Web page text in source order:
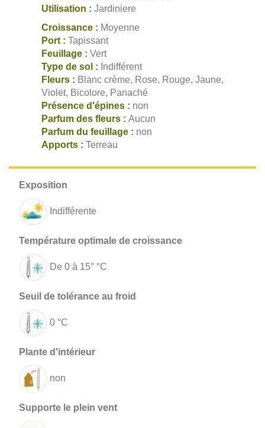
Utilisation : Jardiniere
Croissance : Moyenne
Port : Tapissant
Feuillage : Vert
Type de sol : Indifférent
Fleurs : Blanc crème, Rose, Rouge, Jaune,
Violet, Bicolore, Panaché
Présence d'épines : non
Parfum des fleurs : Aucun
Parfum du feuillage : non
Apports : Terreau
Indifférente
De 0 à 15° °C
0 °C
non